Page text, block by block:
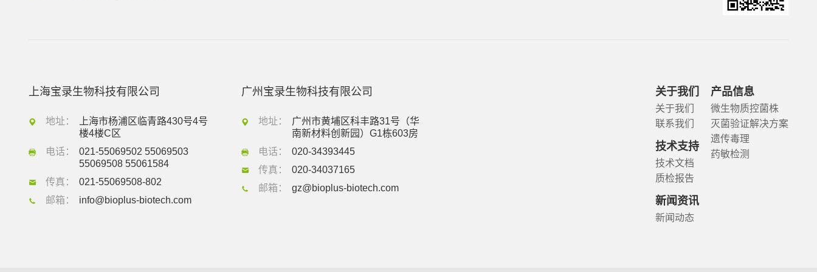
上海宝录生物科技有限公司
地址：
上海市杨浦区临青路430号4号
楼4楼C区
电话：
021-55069502 55069503
55069508 55061584
传真：
021-55069508-802
邮箱：
info@bioplus-biotech.com
广州宝录生物科技有限公司
地址：
广州市黄埔区科丰路31号（华
南新材料创新园）G1栋603房
电话：
020-34393445
传真：
020-34037165
邮箱：
gz@bioplus-biotech.com
关于我们
关于我们
联系我们
技术支持
技术文档
质检报告
新闻资讯
新闻动态
产品信息
微生物质控菌株
灭菌验证解决方案
遗传毒理
药敏检测